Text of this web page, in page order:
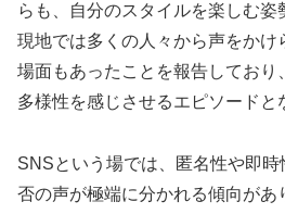
らも、自分のスタイルを楽しむ姿
現地では多くの人々から声をかけ
場面もあったことを報告しており
多様性を感じさせるエピソードと
SNSという場では、匿名性や即
否の声が極端に分かれる傾向があ